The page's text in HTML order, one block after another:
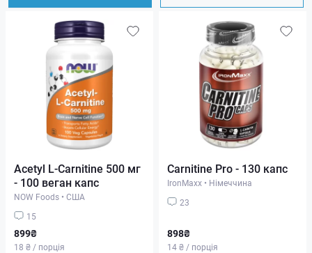
Acetyl L-Carnitine 500 мг
- 100 веган капс
NOW Foods • США
15
899₴
18 ₴ / порція
Carnitine Pro - 130 капс
IronMaxx • Німеччина
23
898₴
14 ₴ / порція